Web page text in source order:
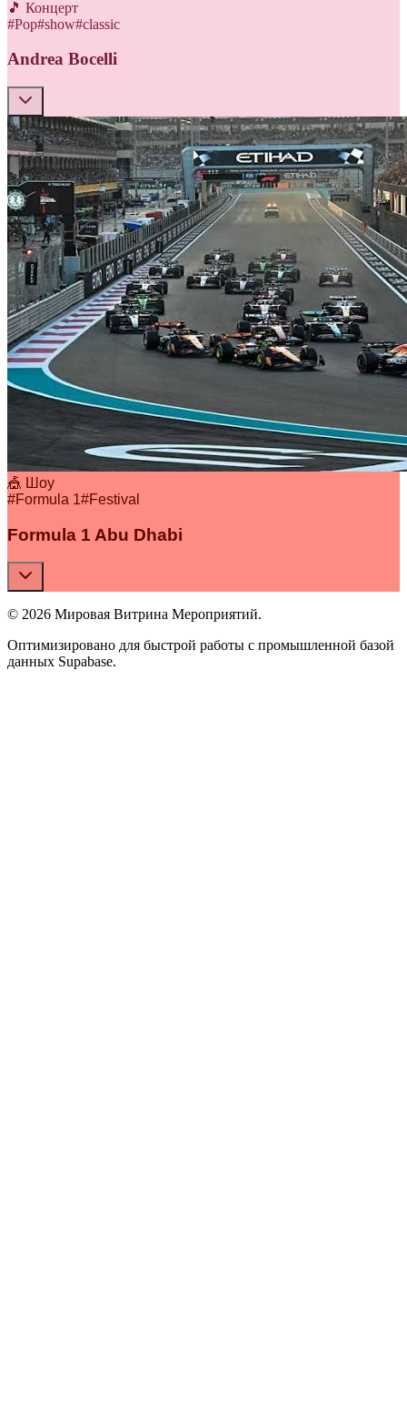
🎵 Концерт
#Pop#show#classic
Andrea Bocelli
🎪 Шоу
#Formula 1#Festival
Formula 1 Abu Dhabi
© 2026 Мировая Витрина Мероприятий.
Оптимизировано для быстрой работы с промышленной базой
данных Supabase.